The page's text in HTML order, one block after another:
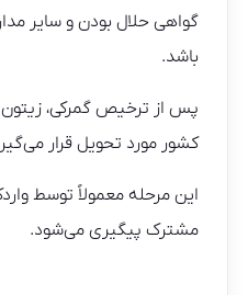
گواهی حلال بودن و سایر
باشد.
پس از ترخیص گمرکی، زیتون
کشور مورد تحویل قرار
این مرحله معمولاً توسط
مشترک پیگیری می‌شود.